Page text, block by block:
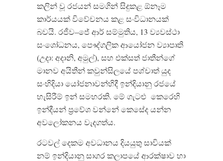
කලින් වූ රජයන් සමගින් සිදුකළ ඕනෑම
කාර්යයක් විවේචනය කළ සංවිධානයක්
බවයි. රජීව–ජේ ආර් සම්මුතිය, 13 ව්‍යවස්ථා
සංශෝධනය, පෞද්ගලික ආයෝජන ව්‍යාපෘති
(උදා: අදානි, අමුල්), සහ එක්සත් ජාතීන්ගේ
මානව අයිතීන් කවුන්සිලයේ පශ්චාත් යුද
සංහිදියා යෝජනාවන්හිදී ඉන්දියානු රජයේ
හැසිරීම් ඉන් සමහරකි. මේ ගැටළු කෙරෙහි
ඉන්දීයන් ප්‍රවේශ වන්නේ කෙසේද යන්න
අවලෝකනය වැදගත්ය.
රටවල් දෙකම අවධානය දියයුතු සාවියක්
නම් ඉන්දියානු සාගර කලාපයේ ආරක්ෂාව හා